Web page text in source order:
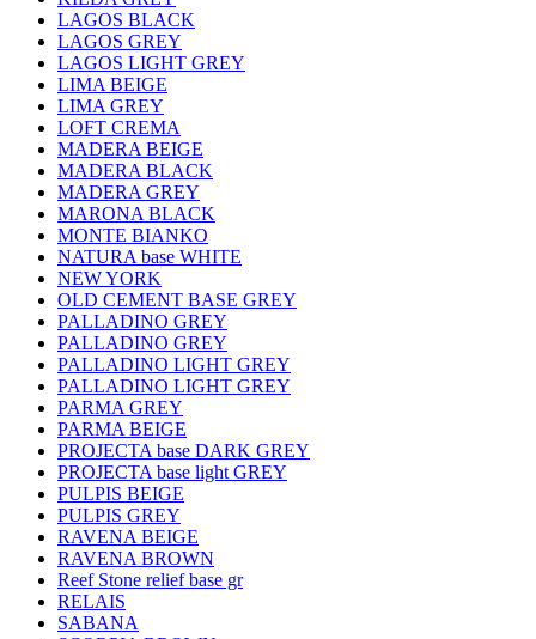
LAGOS BLACK
LAGOS GREY
LAGOS LIGHT GREY
LIMA BEIGE
LIMA GREY
LOFT CREMA
MADERA BEIGE
MADERA BLACK
MADERA GREY
MARONA BLACK
MONTE BIANKO
NATURA base WHITE
NEW YORK
OLD CEMENT BASE GREY
PALLADINO GREY
PALLADINO GREY
PALLADINO LIGHT GREY
PALLADINO LIGHT GREY
PARMA GREY
PARMA BEIGE
PROJECTA base DARK GREY
PROJECTA base light GREY
PULPIS BEIGE
PULPIS GREY
RAVENA BEIGE
RAVENA BROWN
Reef Stone relief base gr
RELAIS
SABANA